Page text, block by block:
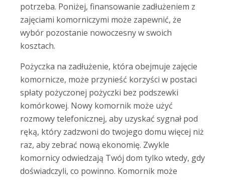
potrzeba. Poniżej, finansowanie zadłużeniem z
zajęciami komorniczymi może zapewnić, że
wybór pozostanie nowoczesny w swoich
kosztach.
Pożyczka na zadłużenie, która obejmuje zajęcie
komornicze, może przynieść korzyści w postaci
spłaty pożyczonej pożyczki bez podszewki
komórkowej. Nowy komornik może użyć
rozmowy telefonicznej, aby uzyskać sygnał pod
ręką, który zadzwoni do twojego domu więcej niż
raz, aby zebrać nową ekonomię. Zwykle
komornicy odwiedzają Twój dom tylko wtedy, gdy
doświadczyli, co powinno. Komornik może